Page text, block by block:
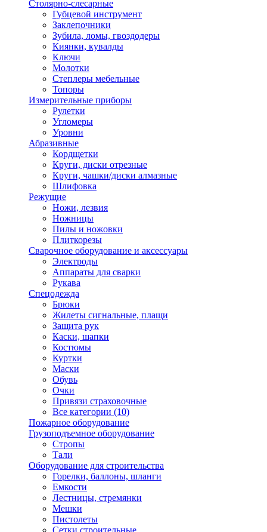
Столярно-слесарные
Губцевой инструмент
Заклепочники
Зубила, ломы, гвоздодеры
Киянки, кувалды
Ключи
Молотки
Степлеры мебельные
Топоры
Измерительные приборы
Рулетки
Угломеры
Уровни
Абразивные
Кордщетки
Круги, диски отрезные
Круги, чашки/диски алмазные
Шлифовка
Режущие
Ножи, лезвия
Ножницы
Пилы и ножовки
Плиткорезы
Сварочное оборудование и аксессуары
Электроды
Аппараты для сварки
Рукава
Спецодежда
Брюки
Жилеты сигнальные, плащи
Защита рук
Каски, шапки
Костюмы
Куртки
Маски
Обувь
Очки
Привязи страховочные
Все категории (10)
Пожарное оборудование
Грузоподъемное оборудование
Стропы
Тали
Оборудование для строительства
Горелки, баллоны, шланги
Емкости
Лестницы, стремянки
Мешки
Пистолеты
Сетки строительные